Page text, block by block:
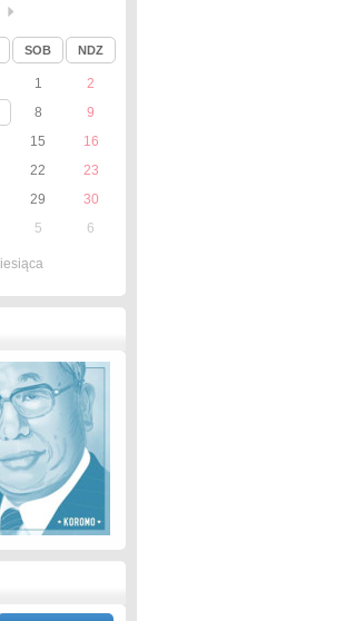
SOB NDZ
1
2
8
9
15
16
22
23
29
30
5 6